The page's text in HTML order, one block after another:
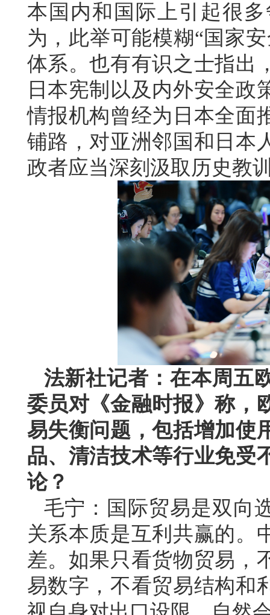
本国内和国际上引起很
为，此举可能模糊“国家
体系。也有有识之士指出
日本宪制以及内外安全政
情报机构曾经为日本全面
铺路，对亚洲邻国和日本
政者应当深刻汲取历史教
法新社记者：在本周五
委员对《金融时报》称，
易失衡问题，包括增加使
品、清洁技术等行业免受
论？
毛宁：国际贸易是双向
关系本质是互利共赢的。
差。如果只看货物贸易，
易数字，不看贸易结构和